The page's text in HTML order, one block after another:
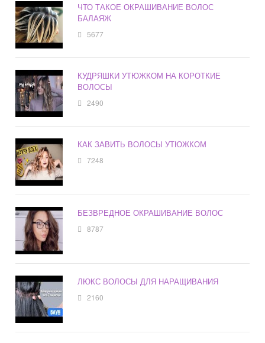
ЧТО ТАКОЕ ОКРАШИВАНИЕ ВОЛОС
БАЛАЯЖ
5677
КУДРЯШКИ УТЮЖКОМ НА КОРОТКИЕ
ВОЛОСЫ
2490
КАК ЗАВИТЬ ВОЛОСЫ УТЮЖКОМ
7248
БЕЗВРЕДНОЕ ОКРАШИВАНИЕ ВОЛОС
8787
ЛЮКС ВОЛОСЫ ДЛЯ НАРАЩИВАНИЯ
2160